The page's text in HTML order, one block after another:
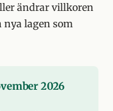
ändrar villkoren
lagen som
2026